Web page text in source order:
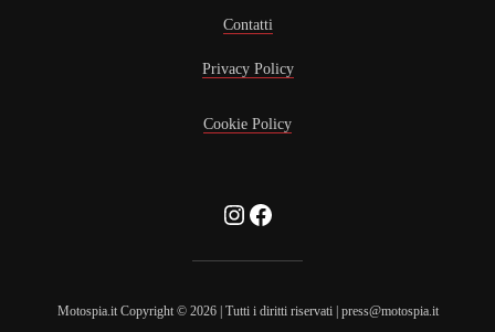
Contatti
Privacy Policy
Cookie Policy
Instagram
Facebook
Motospia.it Copyright © 2026 | Tutti i diritti riservati | press@motospia.it